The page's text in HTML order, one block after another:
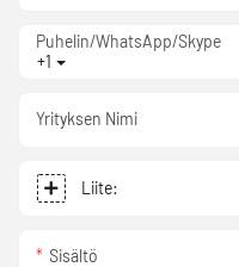
+1
Puhelin/WhatsApp/Skype
Yrityksen Nimi
Liite:
Sisältö